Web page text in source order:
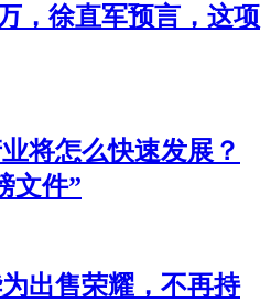
，徐直军预言，这项
将怎么快速发展？
文件”
出售荣耀，不再持